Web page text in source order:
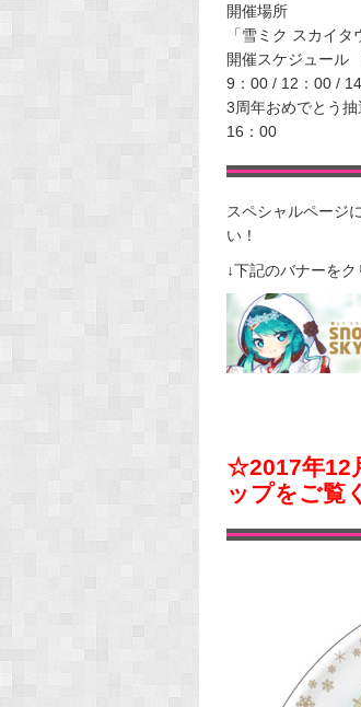
開催場所
「雪ミク スカイタ
開催スケジュール
9：00 / 12：00 /
3周年おめでとう抽
16：00
スペシャルページ
い！
↓下記のバナーをク
☆2017年12
ップをご覧